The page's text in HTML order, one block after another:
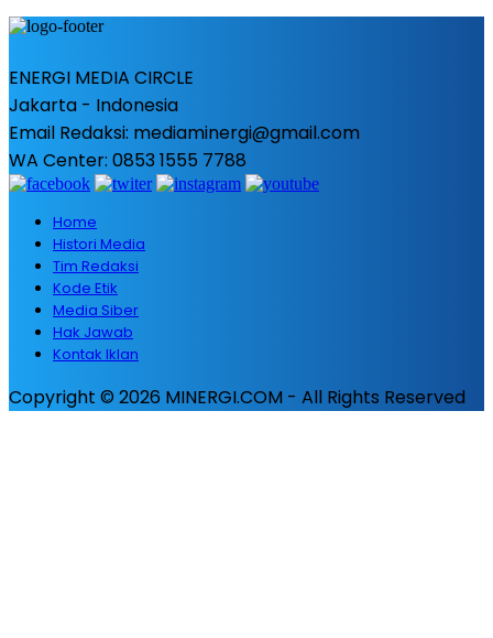
ENERGI MEDIA CIRCLE
Jakarta - Indonesia
Email Redaksi: mediaminergi@gmail.com
WA Center: 0853 1555 7788
Home
Histori Media
Tim Redaksi
Kode Etik
Media Siber
Hak Jawab
Kontak Iklan
Copyright © 2026 MINERGI.COM - All Rights Reserved